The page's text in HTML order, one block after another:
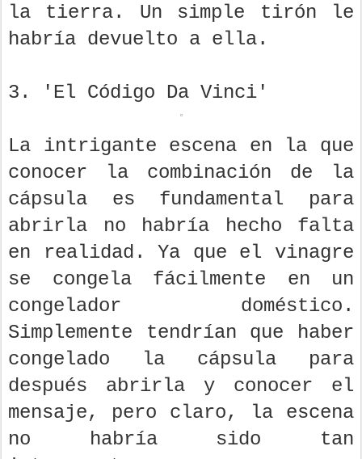
la tierra. Un simple tirón le
habría devuelto a ella.
3. 'El Código Da Vinci'
La intrigante escena en la que
conocer la combinación de la
cápsula es fundamental para
abrirla no habría hecho falta
en realidad. Ya que el vinagre
se congela fácilmente en un
congelador doméstico.
Simplemente tendrían que haber
congelado la cápsula para
después abrirla y conocer el
mensaje, pero claro, la escena
no habría sido tan